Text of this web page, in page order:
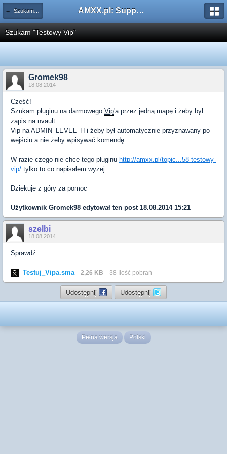
← Szukam pluginu AMXX.pl: Support AMX Mod X i SourceMod
Szukam "Testowy Vip"
Gromek98
18.08.2014
Cześć!
Szukam pluginu na darmowego Vip'a przez jedną mapę i żeby był
zapis na nvault.
Vip na ADMIN_LEVEL_H i żeby był automatycznie przyznawany po
wejściu a nie żeby wpisywać komendę.
W razie czego nie chcę tego pluginu http://amxx.pl/topic...58-testowy-
vip/ tylko to co napisałem wyżej.
Dziękuję z góry za pomoc
Użytkownik Gromek98 edytował ten post 18.08.2014 15:21
szelbi
18.08.2014
Sprawdź.
Testuj_Vipa.sma 2,26 KB 38 Ilość pobrań
Udostępnij Udostępnij
Pełna wersja Polski